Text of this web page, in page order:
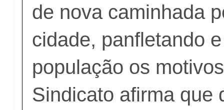
de nova caminhada
cidade, panfletando
população os
Sindicato afirma que